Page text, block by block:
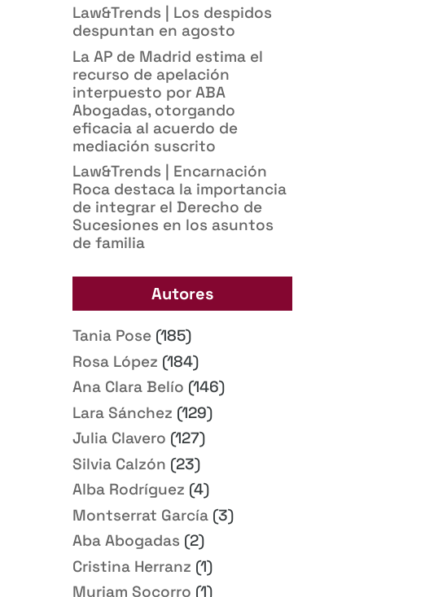
Law&Trends | Los despidos
despuntan en agosto
La AP de Madrid estima el
recurso de apelación
interpuesto por ABA
Abogadas, otorgando
eficacia al acuerdo de
mediación suscrito
Law&Trends | Encarnación
Roca destaca la importancia
de integrar el Derecho de
Sucesiones en los asuntos
de familia
Autores
Tania Pose (185)
Rosa López (184)
Ana Clara Belío (146)
Lara Sánchez (129)
Julia Clavero (127)
Silvia Calzón (23)
Alba Rodríguez (4)
Montserrat García (3)
Aba Abogadas (2)
Cristina Herranz (1)
Myriam Socorro (1)